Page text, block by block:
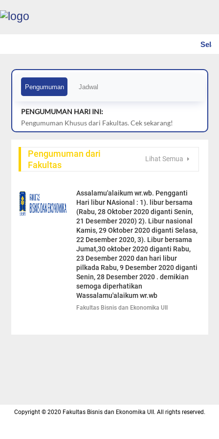
Pengumuman Jadwal
PENGUMUMAN HARI INI:
Pengumuman Khusus dari Fakultas. Cek sekarang!
Pengumuman dari
Fakultas
Lihat Semua
Assalamu'alaikum wr.wb. Pengganti
Hari libur NAsional : 1). libur bersama
(Rabu, 28 Oktober 2020 diganti Senin,
21 Desember 2020) 2). Libur nasional
Kamis, 29 Oktober 2020 diganti Selasa,
22 Desember 2020, 3). Libur bersama
Jumat,30 oktober 2020 diganti Rabu,
23 Desember 2020 dan hari libur
pilkada Rabu, 9 Desember 2020 diganti
Senin, 28 Desember 2020 . demikian
semoga diperhatikan
Wassalamu'alaikum wr.wb
Fakultas Bisnis dan Ekonomika UII
Copyright © 2020 Fakultas Bisnis dan Ekonomika UII. All rights reserved.